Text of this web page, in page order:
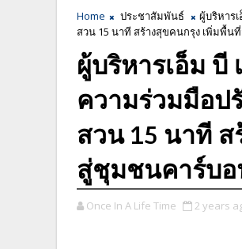
Home ประชาสัมพันธ์
ผู้บริหาร
สวน 15 นาที สร้างสุขคนกรุง เพิ่มพื้
ผู้บริหารเอ็ม บี
ความร่วมมือป
สวน 15 นาที
สู่ชุมชนคาร์บ
Once In A Life Time 2 years